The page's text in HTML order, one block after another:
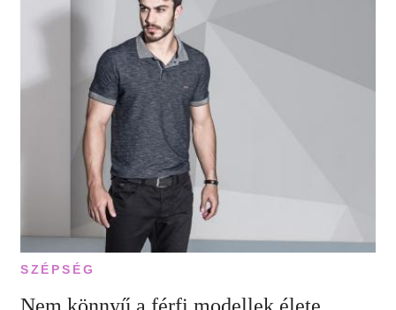
SZÉPSÉG
Nem könnyű a férfi modellek élete